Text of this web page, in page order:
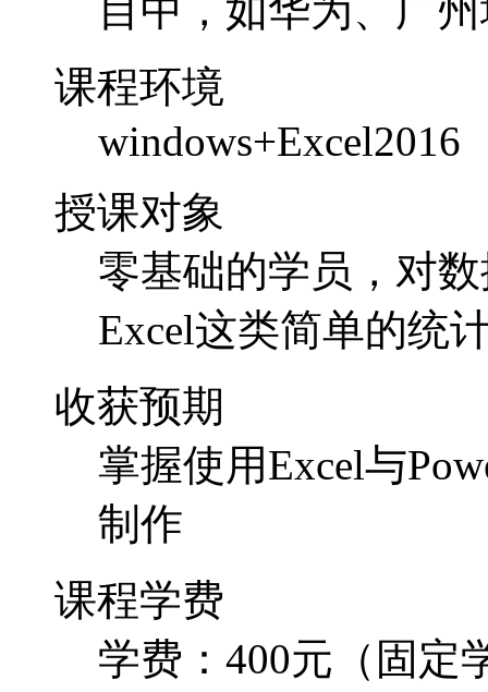
目中，如华为、广
课程环境
windows+Excel2016
授课对象
零基础的学员，对
Excel这类简单的统
收获预期
掌握使用Excel与
制作
课程学费
学费：400元（固定